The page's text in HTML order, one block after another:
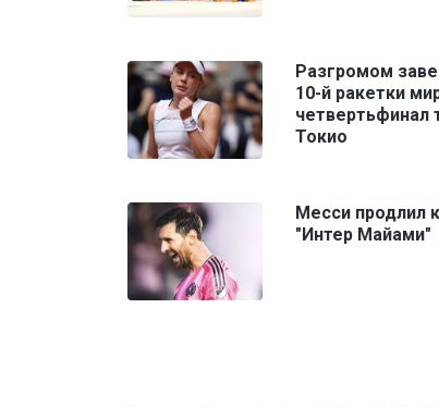
Разгромом
10-й ракетки
четвертьфинал
Токио
Месси продлил
"Интер Майами"